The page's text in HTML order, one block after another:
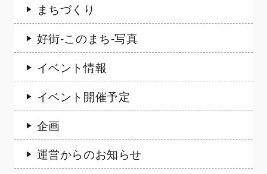
まちづくり
好街-このまち-写真
イベント情報
イベント開催予定
企画
運営からのお知らせ